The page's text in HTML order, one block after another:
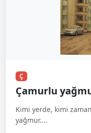
Ç
Çamurlu
Kimi yerde, kimi
yağmur....